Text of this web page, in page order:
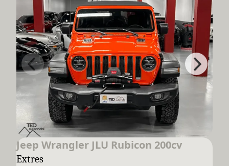
Jeep Wrangler JLU Rubicon 200cv
Extres